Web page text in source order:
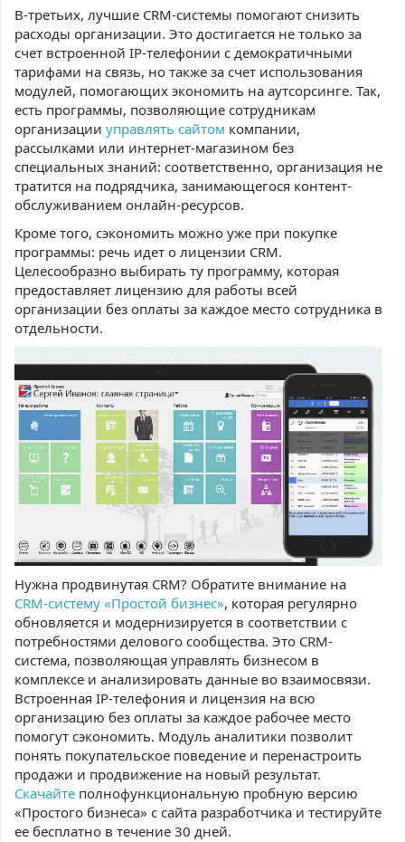
В-третьих, лучшие CRM-системы помогают снизить
расходы организации. Это достигается не только за
счет встроенной IP-телефонии с демократичными
тарифами на связь, но также за счет использования
модулей, помогающих экономить на аутсорсинге. Так,
есть программы, позволяющие сотрудникам
организации управлять сайтом компании,
рассылками или интернет-магазином без
специальных знаний: соответственно, организация не
тратится на подрядчика, занимающегося контент-
обслуживанием онлайн-ресурсов.
Кроме того, сэкономить можно уже при покупке
программы: речь идет о лицензии CRM.
Целесообразно выбирать ту программу, которая
предоставляет лицензию для работы всей
организации без оплаты за каждое место сотрудника в
отдельности.
Нужна продвинутая CRM? Обратите внимание на
CRM-систему «Простой бизнес», которая регулярно
обновляется и модернизируется в соответствии с
потребностями делового сообщества. Это CRM-
система, позволяющая управлять бизнесом в
комплексе и анализировать данные во взаимосвязи.
Встроенная IP-телефония и лицензия на всю
организацию без оплаты за каждое рабочее место
помогут сэкономить. Модуль аналитики позволит
понять покупательское поведение и перенастроить
продажи и продвижение на новый результат.
Скачайте полнофункциональную пробную версию
«Простого бизнеса» с сайта разработчика и тестируйте
ее бесплатно в течение 30 дней.